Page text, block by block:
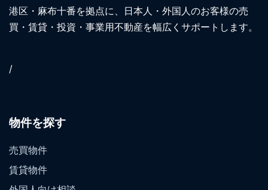
港区・麻布十番を拠点に、日本人・外国人のお客様の売
買・賃貸・投資・事業用不動産を幅広くサポートします。
/
物件を探す
売買物件
賃貸物件